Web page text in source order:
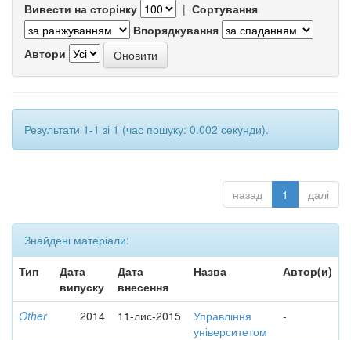
Вивести на сторінку | Сортування
Впорядкування
Автори
Результати 1-1 зі 1 (час пошуку: 0.002 секунди).
назад 1 далі
Знайдені матеріали:
Тип
Дата
випуску
Дата
внесення
Назва Автор(и)
Other 2014 11-лис-2015
Управління
університетом
-